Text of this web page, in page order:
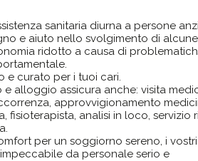
sanitaria diurna a persone
e aiuto nello svolgimento di
ridotto a causa di
e curato per i tuoi cari.
e alloggio assicura anche: visita
approvvigionamento
analisi in loco, servizio
per un soggiorno sereno, i vostri
da personale serio e